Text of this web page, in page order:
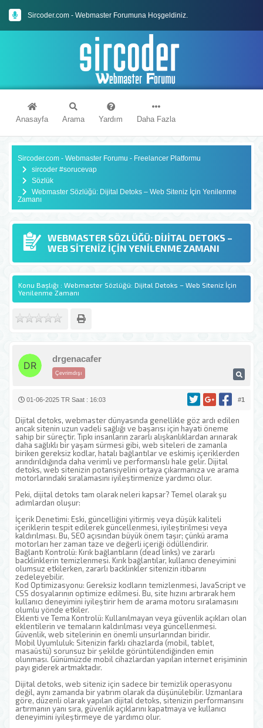
Sircoder.com - Webmaster Forumuna Hoşgeldiniz.
Sircoder.com Webmaster Forumu Kuralları
Anasayfa Arama Yardım Daha Fazla
Sircoder.com - Webmaster Forumu - Freelancer Platformu
sircoder #sorucevap
Sözlük
Webmaster Sözlüğü: Dijital Detoks – Web Siteniz İçin Yenilenme
Zamanı
WEBMASTER SÖZLÜĞÜ: DIJITAL DETOKS –
WEB SITENIZ İÇIN YENILENME ZAMANI
Konu Başlığı : Webmaster Sözlüğü: Dijital Detoks – Web Siteniz İçin
Yenilenme Zamanı
Çevrimdışı
drgenacafer
#1
01-06-2025 TR Saat : 16:03
Dijital detoks, webmaster dünyasında genellikle göz ardı edilen
ancak sitenin uzun vadeli sağlığı ve başarısı için hayati öneme
sahip bir süreçtir. Tıpkı insanların zararlı alışkanlıklardan arınarak
daha sağlıklı bir yaşam sürmesi gibi, web siteleri de zamanla
biriken gereksiz kodlar, hatalı bağlantılar ve eskimiş içeriklerden
arındırıldığında daha verimli ve performanslı hale gelir. Dijital
detoks, web sitenizin potansiyelini ortaya çıkarmanıza ve arama
motorlarındaki sıralamasını iyileştirmenize yardımcı olur.
Peki, dijital detoks tam olarak neleri kapsar? Temel olarak şu
adımlardan oluşur:
İçerik Denetimi: Eski, güncelliğini yitirmiş veya düşük kaliteli
içeriklerin tespit edilerek güncellenmesi, iyileştirilmesi veya
kaldırılması. Bu, SEO açısından büyük önem taşır; çünkü arama
motorları her zaman taze ve değerli içeriği ödüllendirir.
Bağlantı Kontrolü: Kırık bağlantıların (dead links) ve zararlı
backlinklerin temizlenmesi. Kırık bağlantılar, kullanıcı deneyimini
olumsuz etkilerken, zararlı backlinkler sitenizin itibarını
zedeleyebilir.
Kod Optimizasyonu: Gereksiz kodların temizlenmesi, JavaScript ve
CSS dosyalarının optimize edilmesi. Bu, site hızını artırarak hem
kullanıcı deneyimini iyileştirir hem de arama motoru sıralamasını
olumlu yönde etkiler.
Eklenti ve Tema Kontrolü: Kullanılmayan veya güvenlik açıkları olan
eklentilerin ve temaların kaldırılması veya güncellenmesi.
Güvenlik, web sitelerinin en önemli unsurlarından biridir.
Mobil Uyumluluk: Sitenizin farklı cihazlarda (mobil, tablet,
masaüstü) sorunsuz bir şekilde görüntülendiğinden emin
olunması. Günümüzde mobil cihazlardan yapılan internet erişiminin
payı giderek artmaktadır.
Dijital detoks, web siteniz için sadece bir temizlik operasyonu
değil, aynı zamanda bir yatırım olarak da düşünülebilir. Uzmanlara
göre, düzenli olarak yapılan dijital detoks, sitenizin performansını
artırmanın yanı sıra, güvenlik açıklarını kapatmaya ve kullanıcı
deneyimini iyileştirmeye de yardımcı olur.